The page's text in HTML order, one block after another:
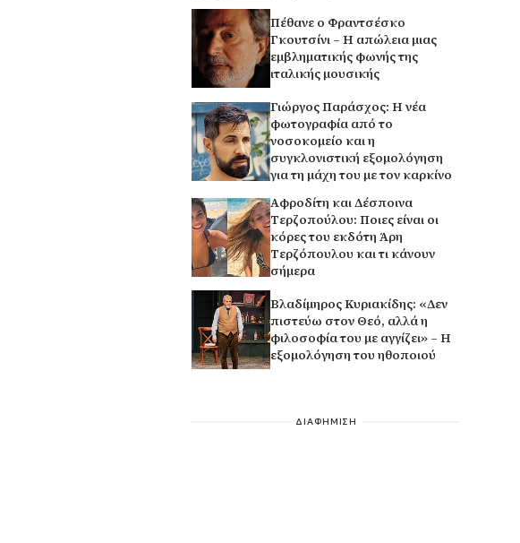
Πέθανε ο Φραντσέσκο
Γκουτσίνι – Η απώλεια μιας
εμβληματικής φωνής της
ιταλικής μουσικής
Γιώργος Παράσχος: Η νέα
φωτογραφία από το
νοσοκομείο και η
συγκλονιστική εξομολόγηση
για τη μάχη του με τον καρκίνο
Αφροδίτη και Δέσποινα
Τερζοπούλου: Ποιες είναι οι
κόρες του εκδότη Άρη
Τερζόπουλου και τι κάνουν
σήμερα
Βλαδίμηρος Κυριακίδης: «Δεν
πιστεύω στον Θεό, αλλά η
φιλοσοφία του με αγγίζει» – Η
εξομολόγηση του ηθοποιού
ΔΙΑΦΗΜΙΣΗ